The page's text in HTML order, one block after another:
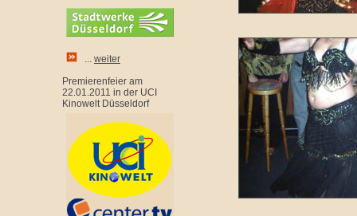
... weiter
Premierenfeier am
22.01.2011 in der UCI
Kinowelt Düsseldorf